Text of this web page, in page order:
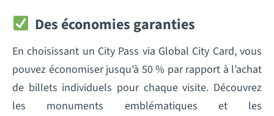
Des économies garanties
En choisissant un City Pass via Global City Card, vous
pouvez économiser jusqu’à 50 % par rapport à l’achat
de billets individuels pour chaque visite. Découvrez
les monuments emblématiques et les